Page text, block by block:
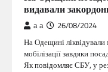
видавали
a a 26/08/2024
На Одещині
мобілізації завдяки
Як повідомляє СБУ, у